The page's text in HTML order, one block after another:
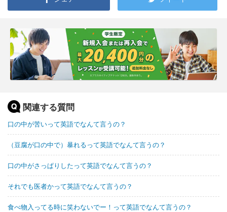
関連する質問
口の中が苦いって英語でなんて言うの？
（豆腐が口の中で）暴れるって英語でなんて言うの？
口の中がさっぱりしたって英語でなんて言うの？
それでも医者かって英語でなんて言うの？
食べ物入ってる時に笑わないでー！って英語でなんて言うの？